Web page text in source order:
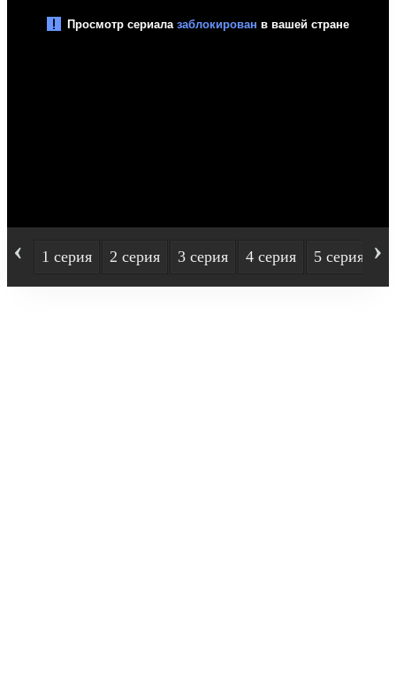
‹ 1 серия 2 серия 3 серия 4 серия 5 серия ›